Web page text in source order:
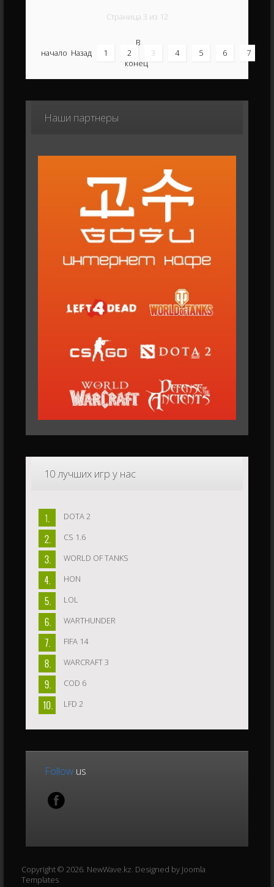
Страница 3 из 12
В
начало Назад 1 2 3 4 5 6 7
конец
Наши партнеры
10лучших игр у нас
DOTA 2
CS 1.6
WORLD OF TANKS
HON
LOL
WARTHUNDER
FIFA 14
WARCRAFT 3
COD 6
LFD 2
Follow us
Copyright © 2026. NewWave.kz. Designed by Joomla
Templates